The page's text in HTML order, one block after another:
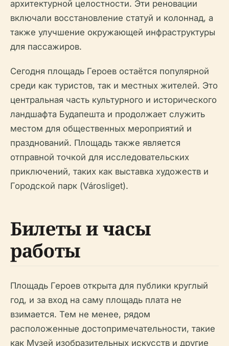
архитектурной целостности. Эти реновации
включали восстановление статуй и колоннад, а
также улучшение окружающей инфраструктуры
для пассажиров.
Сегодня площадь Героев остаётся популярной
среди как туристов, так и местных жителей. Это
центральная часть культурного и исторического
ландшафта Будапешта и продолжает служить
местом для общественных мероприятий и
празднований. Площадь также является
отправной точкой для исследовательских
приключений, таких как выставка художеств и
Городской парк (Városliget).
Билеты и часы
работы
Площадь Героев открыта для публики круглый
год, и за вход на саму площадь плата не
взимается. Тем не менее, рядом
расположенные достопримечательности, такие
как Музей изобразительных искусств и другие